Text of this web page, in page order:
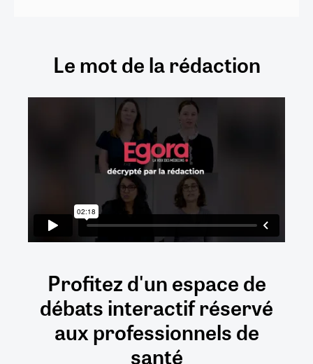
Le mot de la rédaction
Profitez d'un espace de
débatsinteractifréservé
auxprofessionnels de
santé